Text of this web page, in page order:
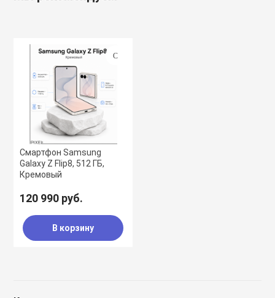
Смартфон Samsung
Galaxy Z Flip8, 512 ГБ,
Кремовый
120 990 руб.
В корзину